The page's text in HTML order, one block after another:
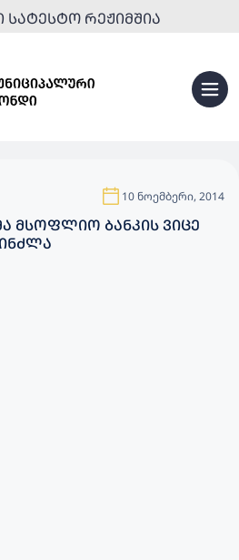
ᲡᲐᲢᲔᲡᲢᲝ ᲠᲔᲟᲘᲛᲨᲘᲐ
10 ნოემბერი, 2014
ᲛᲡᲝᲤᲚᲘᲝ ᲑᲐᲜᲙᲘᲡ ᲕᲘᲪᲔ